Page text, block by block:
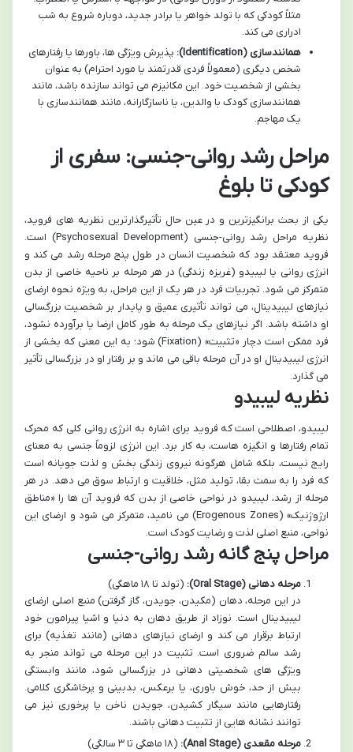
مثلاً کودکی که با تولد خواهر یا برادر جدید، دوباره شروع به شب
ادراری می کند.
همانندسازی (Identification):
پذیرش ویژگی ها، باورها یا رفتارهای
شخص دیگری (معمولاً فردی قدرتمند یا مورد احترام) به عنوان
بخشی از شخصیت خود. این مکانیزم می تواند سازنده باشد، مانند
همانندسازی کودک با والدین، یا ناسازگارانه، مانند همانندسازی با
یک مهاجم.
مراحل رشد روانی-جنسی: سفری از
کودکی تا بلوغ
یکی از بحث برانگیزترین و در عین حال تأثیرگذارترین نظریه های فروید،
نظریه مراحل رشد روانی-جنسی (Psychosexual Development) است.
فروید معتقد بود که شخصیت انسان در طول پنج مرحله رشد می کند و
انرژی روانی یا لیبیدو (غریزه زندگی) در هر مرحله بر ناحیه خاصی از بدن
متمرکز می شود. تجربیات فرد در هر یک از این مراحل، به ویژه نحوه ارضای
نیازهای لیبیدینال، می تواند تأثیری عمیق و پایدار بر شخصیت بزرگسالی
او داشته باشد. اگر نیازهای یک مرحله به طور کامل ارضا یا برآورده نشود،
فرد ممکن است دچار «تثبیت» (Fixation) شود؛ به این معنی که بخشی از
انرژی لیبیدینال او در آن مرحله باقی می ماند و بر رفتار او در بزرگسالی تأثیر
می گذارد.
نظریه لیبیدو
لیبیدو، اصطلاحی است که فروید برای اشاره به انرژی روانی کلی که محرک
تمام رفتارها و انگیزه هاست، به کار برد. این انرژی لزوماً جنسی به معنای
رایج نیست، بلکه شامل هرگونه نیروی زندگی بخش و لذت جویانه است
که فرد را به سمت بقا، تولید مثل، خلاقیت و ارتباط سوق می دهد. در هر
مرحله از رشد، لیبیدو در نواحی خاصی از بدن که فروید آن ها را «مناطق
ارژوژنیک» (Erogenous Zones) می نامید، متمرکز می شود و ارضای این
نواحی، منبع اصلی لذت و رضایت کودک است.
مراحل پنج گانه رشد روانی-جنسی
مرحله دهانی (Oral Stage):
(تولد تا ۱۸ ماهگی)
در این مرحله، دهان (مکیدن، جویدن، گاز گرفتن) منبع اصلی ارضای
لیبیدینال است. نوزاد از طریق دهان به دنیا و اشیا پیرامون خود
ارتباط برقرار می کند و ارضای نیازهای دهانی (مانند تغذیه) برای
رشد سالم ضروری است. تثبیت در این مرحله می تواند منجر به
ویژگی های شخصیتی دهانی در بزرگسالی شود، مانند وابستگی
بیش از حد، خوش باوری، یا برعکس، بدبینی و پرخاشگری کلامی.
رفتارهایی مانند سیگار کشیدن، جویدن ناخن یا پرخوری نیز می
توانند نشانه هایی از تثبیت دهانی باشند.
مرحله مقعدی (Anal Stage):
(۱۸ ماهگی تا ۳ سالگی)